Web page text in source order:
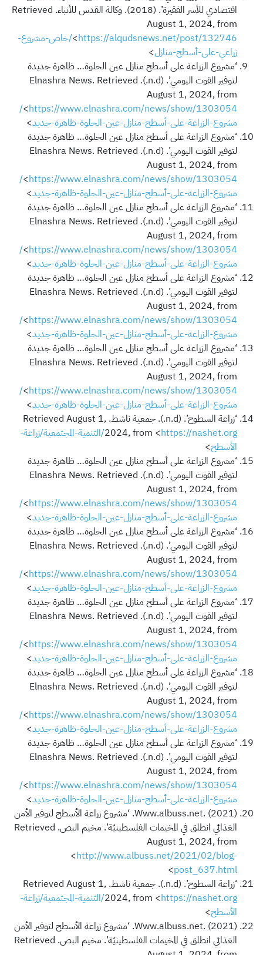
اقتصادي للأسر الفقيرة’. (2018). وكالة القدس للأنباء. Retrieved
August 1, 2024, from
<https://alqudsnews.net/post/132746/خاص-مشروع-
زراعي-على-أسطح-منازل>
‘مشروع الزراعة على أسطح منازل عين الحلوة… ظاهرة جديدة
لتوفير القوت اليومي’. (n.d.). Elnashra News. Retrieved
August 1, 2024, from
<
https://www.elnashra.com/news/show/1303054/
مشروع-الزراعة-على-أسطح-منازل-عين-الحلوة-ظاهرة-جديد>
‘مشروع الزراعة على أسطح منازل عين الحلوة… ظاهرة جديدة
لتوفير القوت اليومي’. (n.d.). Elnashra News. Retrieved
August 1, 2024, from
<
https://www.elnashra.com/news/show/1303054/
مشروع-الزراعة-على-أسطح-منازل-عين-الحلوة-ظاهرة-جديد>
‘مشروع الزراعة على أسطح منازل عين الحلوة… ظاهرة جديدة
لتوفير القوت اليومي’. (n.d.). Elnashra News. Retrieved
August 1, 2024, from
<
https://www.elnashra.com/news/show/1303054/
مشروع-الزراعة-على-أسطح-منازل-عين-الحلوة-ظاهرة-جديد>
‘مشروع الزراعة على أسطح منازل عين الحلوة… ظاهرة جديدة
لتوفير القوت اليومي’. (n.d.). Elnashra News. Retrieved
August 1, 2024, from
<
https://www.elnashra.com/news/show/1303054/
مشروع-الزراعة-على-أسطح-منازل-عين-الحلوة-ظاهرة-جديد>
‘مشروع الزراعة على أسطح منازل عين الحلوة… ظاهرة جديدة
لتوفير القوت اليومي’. (n.d.). Elnashra News. Retrieved
August 1, 2024, from
<
https://www.elnashra.com/news/show/1303054/
مشروع-الزراعة-على-أسطح-منازل-عين-الحلوة-ظاهرة-جديد>
‘زراعة السطوح’. (n.d.). جمعية ناشط. Retrieved August 1,
2024, from <https://nashet.org/التنمية-المجتمعية/زراعة-
الأسطح>
‘مشروع الزراعة على أسطح منازل عين الحلوة… ظاهرة جديدة
لتوفير القوت اليومي’. (n.d.). Elnashra News. Retrieved
August 1, 2024, from
<
https://www.elnashra.com/news/show/1303054/
مشروع-الزراعة-على-أسطح-منازل-عين-الحلوة-ظاهرة-جديد>
‘مشروع الزراعة على أسطح منازل عين الحلوة… ظاهرة جديدة
لتوفير القوت اليومي’. (n.d.). Elnashra News. Retrieved
August 1, 2024, from
<
https://www.elnashra.com/news/show/1303054/
مشروع-الزراعة-على-أسطح-منازل-عين-الحلوة-ظاهرة-جديد>
‘مشروع الزراعة على أسطح منازل عين الحلوة… ظاهرة جديدة
لتوفير القوت اليومي’. (n.d.). Elnashra News. Retrieved
August 1, 2024, from
<
https://www.elnashra.com/news/show/1303054/
مشروع-الزراعة-على-أسطح-منازل-عين-الحلوة-ظاهرة-جديد>
‘مشروع الزراعة على أسطح منازل عين الحلوة… ظاهرة جديدة
لتوفير القوت اليومي’. (n.d.). Elnashra News. Retrieved
August 1, 2024, from
<
https://www.elnashra.com/news/show/1303054/
مشروع-الزراعة-على-أسطح-منازل-عين-الحلوة-ظاهرة-جديد>
‘مشروع الزراعة على أسطح منازل عين الحلوة… ظاهرة جديدة
لتوفير القوت اليومي’. (n.d.). Elnashra News. Retrieved
August 1, 2024, from
<
https://www.elnashra.com/news/show/1303054/
مشروع-الزراعة-على-أسطح-منازل-عين-الحلوة-ظاهرة-جديد>
Www.albuss.net. (2021). ‘مشروع زراعة الأسطح لتوفير الأمن
الغذائي انطلق في المخيمات الفلسطينيّة’. مخيم البص. Retrieved
August 1, 2024, from
<http://www.albuss.net/2021/02/blog-
post_637.html
>
‘زراعة السطوح’. (n.d.). جمعية ناشط. Retrieved August 1,
2024, from <https://nashet.org/التنمية-المجتمعية/زراعة-
الأسطح>
Www.albuss.net. (2021). ‘مشروع زراعة الأسطح لتوفير الأمن
الغذائي انطلق في المخيمات الفلسطينيّة’. مخيم البص. Retrieved